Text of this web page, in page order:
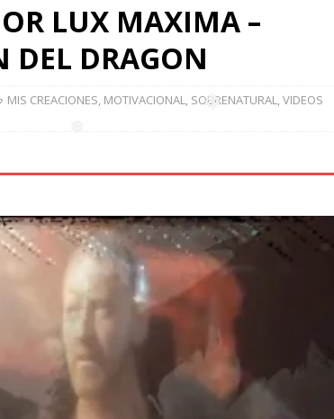
LUX MAXIMA –
DEL DRAGON
MIS CREACIONES, MOTIVACIONAL, SOBRENATURAL,VIDEOS